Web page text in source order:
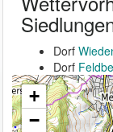
Dorf
Dorf
+
−